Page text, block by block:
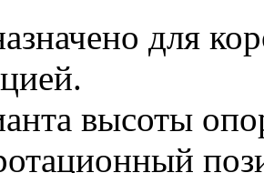
для
высоты